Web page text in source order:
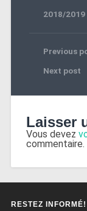
2018/2019
Previous
Next post
Laisser
Vous devez
commentaire.
RESTEZ INFORMÉ!